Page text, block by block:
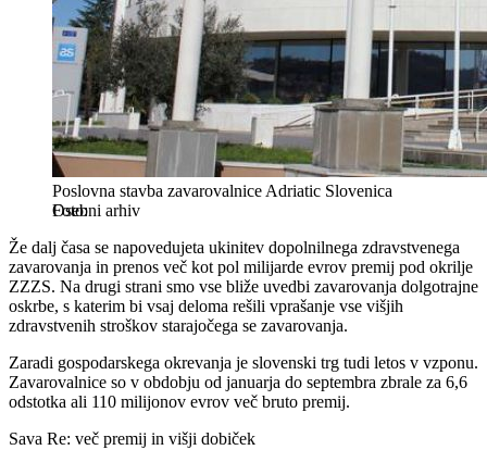
Poslovna stavba zavarovalnice Adriatic Slovenica
Osebni arhiv
Že dalj časa se napovedujeta ukinitev dopolnilnega zdravstvenega
zavarovanja in prenos več kot pol milijarde evrov premij pod okrilje
ZZZS. Na drugi strani smo vse bliže uvedbi zavarovanja dolgotrajne
oskrbe, s katerim bi vsaj deloma rešili vprašanje vse višjih
zdravstvenih stroškov starajočega se zavarovanja.
Zaradi gospodarskega okrevanja je slovenski trg tudi letos v vzponu.
Zavarovalnice so v obdobju od januarja do septembra zbrale za 6,6
odstotka ali 110 milijonov evrov več bruto premij.
Sava Re: več premij in višji dobiček